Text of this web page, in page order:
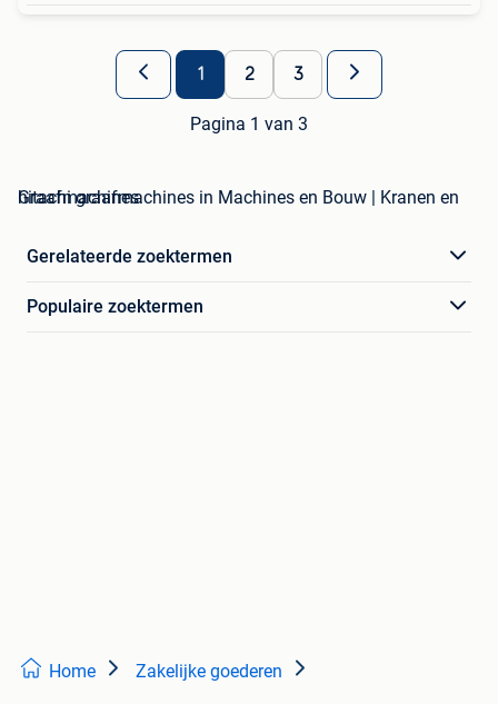
1 2 3
Pagina 1 van 3
hitachi graafmachines in Machines en Bouw | Kranen en Graafmachines
Gerelateerde zoektermen
Populaire zoektermen
Home Zakelijke goederen